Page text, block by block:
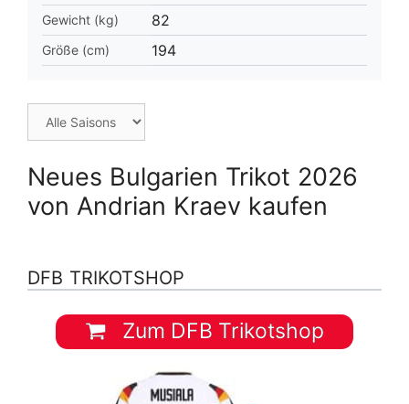
Gewicht (kg) 82
Größe (cm) 194
Neues Bulgarien Trikot 2026
von Andrian Kraev kaufen
DFB TRIKOTSHOP
Zum DFB Trikotshop